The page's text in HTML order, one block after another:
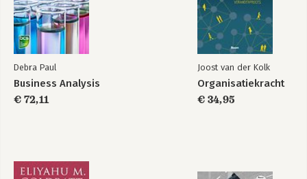
Debra Paul
Business Analysis
€ 72,11
Joost van der Kolk
Organisatiekracht
€ 34,95